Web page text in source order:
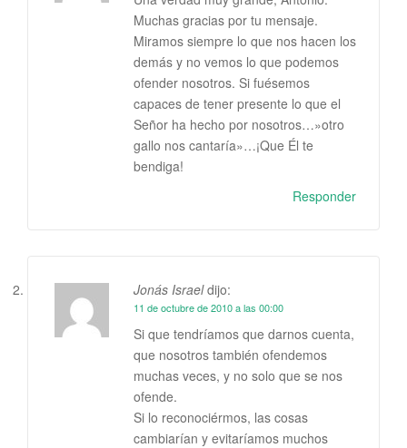
Muchas gracias por tu mensaje.
Miramos siempre lo que nos hacen los
demás y no vemos lo que podemos
ofender nosotros. Si fuésemos
capaces de tener presente lo que el
Señor ha hecho por nosotros…»otro
gallo nos cantaría»…¡Que Él te
bendiga!
Responder
Jonás Israel dijo:
11 de octubre de 2010 a las 00:00
Si que tendríamos que darnos cuenta,
que nosotros también ofendemos
muchas veces, y no solo que se nos
ofende.
Si lo reconociérmos, las cosas
cambiarían y evitaríamos muchos